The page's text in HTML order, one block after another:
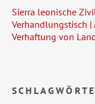
Sierra leonische
Verhandlungstisch |
Verhaftung von